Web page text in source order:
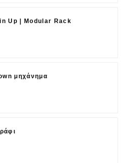
Up | Modular Rack
μηχάνημα